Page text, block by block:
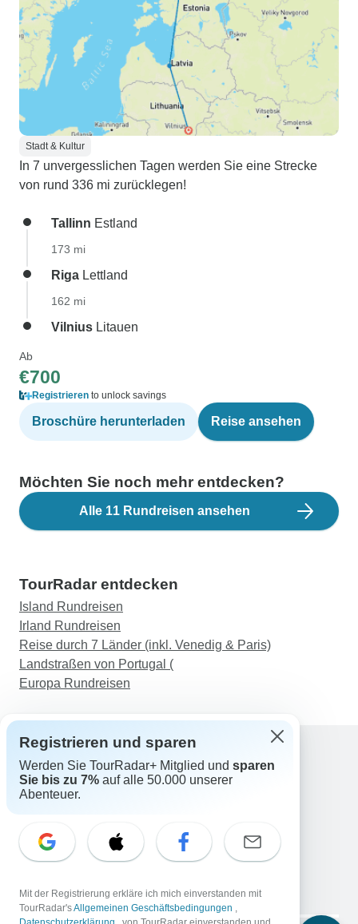
Stadt & Kultur
In 7 unvergesslichen Tagen werden Sie eine Strecke
von rund 336 mi zurücklegen!
Tallinn Estland
173 mi
Riga Lettland
162 mi
Vilnius Litauen
Ab
€700
Registrieren to unlock savings
Broschüre herunterladen Reise ansehen
Möchten Sie noch mehr entdecken?
Alle 11 Rundreisen ansehen
TourRadar entdecken
Island Rundreisen
Irland Rundreisen
Reise durch 7 Länder (inkl. Venedig & Paris)
Landstraßen von Portugal (
Europa Rundreisen
Support
Kontakt
Schweiz +41 225 183 195
E-Mail: support@tourradar.com
EN DE ES FR NL
Registrieren und sparen
Werden Sie TourRadar+ Mitglied und sparen
Sie bis zu 7% auf alle 50.000 unserer
Abenteuer.
Mit der Registrierung erkläre ich mich einverstanden mit
TourRadar'sAllgemeinen Geschäftsbedingungen ,